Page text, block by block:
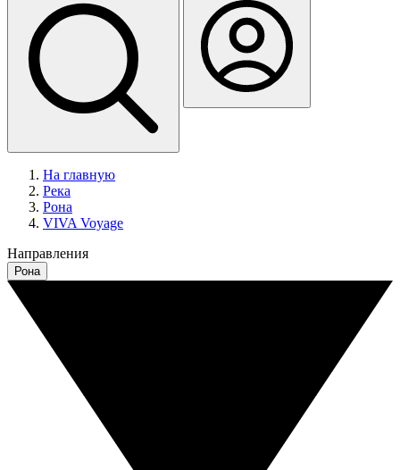
На главную
Река
Рона
VIVA Voyage
Направления
Рона